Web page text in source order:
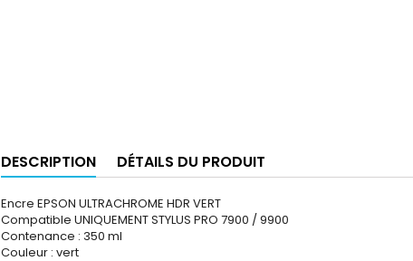
DESCRIPTION DÉTAILS DU PRODUIT
Encre EPSON ULTRACHROME HDR VERT
Compatible UNIQUEMENT STYLUS PRO 7900 / 9900
Contenance : 350 ml
Couleur : vert